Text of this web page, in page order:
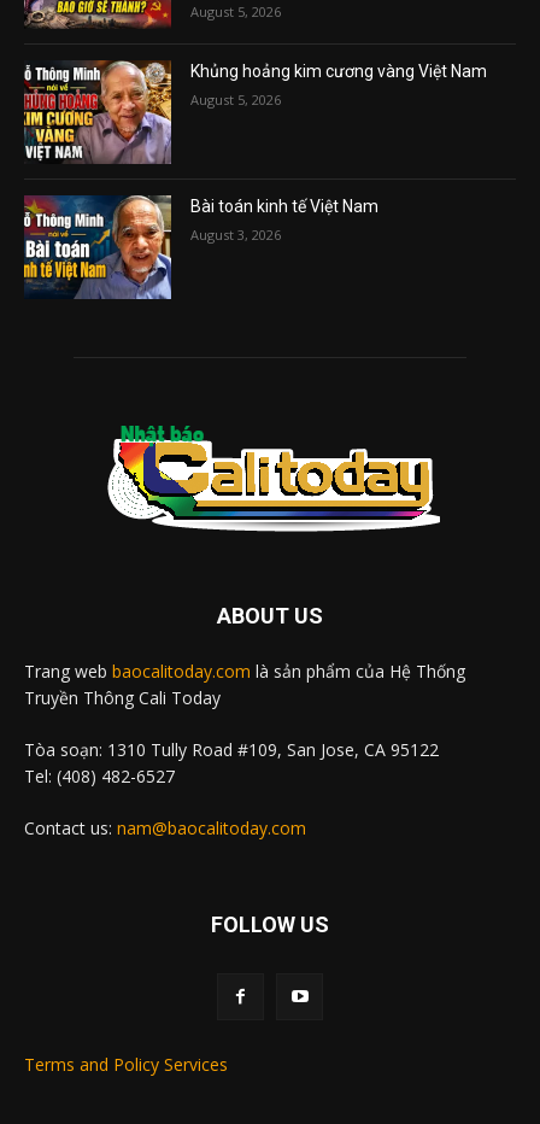
August 5, 2026
Khủng hoảng kim cương vàng Việt Nam
August 5, 2026
Bài toán kinh tế Việt Nam
August 3, 2026
ABOUT US
Trang web baocalitoday.com là sản phẩm của Hệ Thống
Truyền Thông Cali Today
Tòa soạn: 1310 Tully Road #109, San Jose, CA 95122
Tel: (408) 482-6527
Contact us: nam@baocalitoday.com
FOLLOW US
Terms and Policy Services